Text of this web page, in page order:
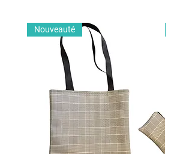
Nouveauté